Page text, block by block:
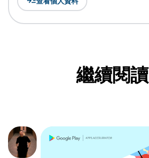
繼續閱讀